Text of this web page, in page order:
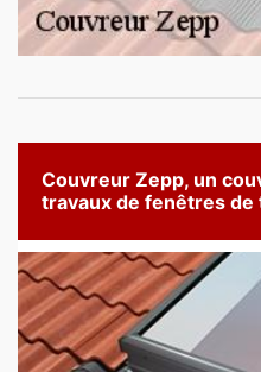
Couvreur Zepp, un
travaux de fenêtres de